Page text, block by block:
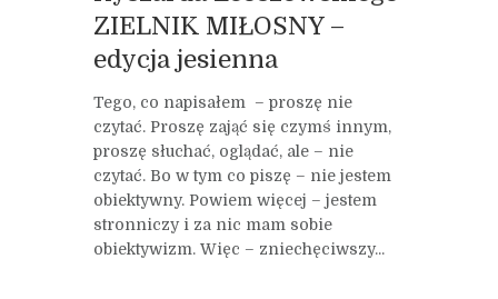
ZIELNIK MIŁOSNY –
edycja jesienna
Tego, co napisałem – proszę nie
czytać. Proszę zająć się czymś innym,
proszę słuchać, oglądać, ale – nie
czytać. Bo w tym co piszę – nie jestem
obiektywny. Powiem więcej – jestem
stronniczy i za nic mam sobie
obiektywizm. Więc – zniechęciwszy...